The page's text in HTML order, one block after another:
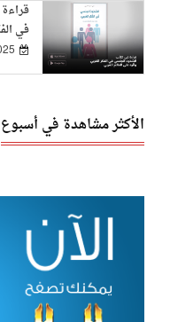
في
العربي
الأكثر مشاهدة في أسبوع